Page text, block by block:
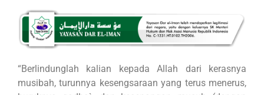
“Berlindunglah kalian kepada Allah dari kerasnya
musibah, turunnya kesengsaraan yang terus menerus,